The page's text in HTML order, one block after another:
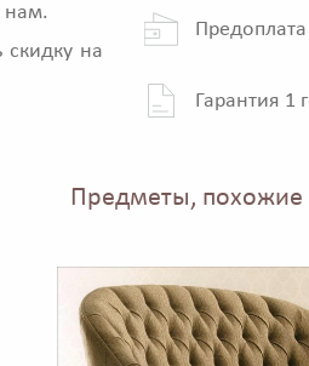
нам.
скидку на
Предоплата
Гарантия 1
Предметы, похожие